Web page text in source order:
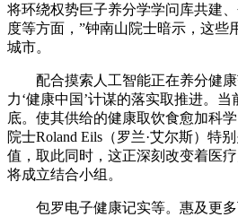
将环绕权势巨子养分学学问库共建
度等方面，”钟南山院士暗示，这些
城市。
配合摸索人工智能正在养分健康
力‘健康中国’计谋的落实取推进。
底。使其供给的健康取饮食愈加科
院士Roland Eils（罗兰·艾尔斯）特
值，取此同时，这正深刻改变着医
将成立结合小组。
包罗电子健康记实等。惠及更多